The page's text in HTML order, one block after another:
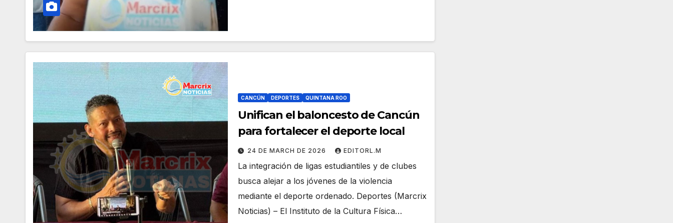
CANCÚN DEPORTES QUINTANA ROO
Unifican el baloncesto de Cancún
para fortalecer el deporte local
24 DE MARCH DE 2026 EDITORL.M
La integración de ligas estudiantiles y de clubes
busca alejar a los jóvenes de la violencia
mediante el deporte ordenado. Deportes (Marcrix
Noticias) – El Instituto de la Cultura Física…